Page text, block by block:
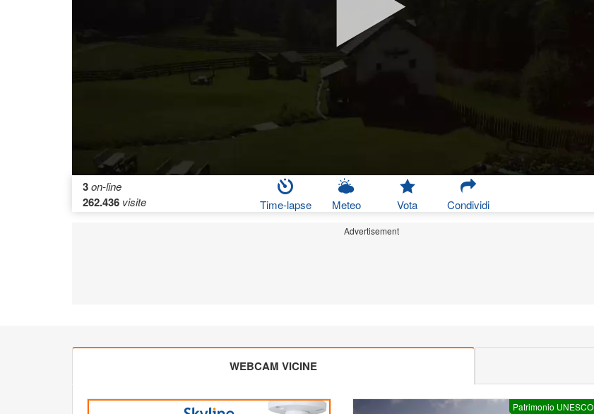
3on-line
262.436 visite Time-lapse Meteo Vota Condividi
Advertisement
WEBCAM VICINE
Patrimonio UNESCO